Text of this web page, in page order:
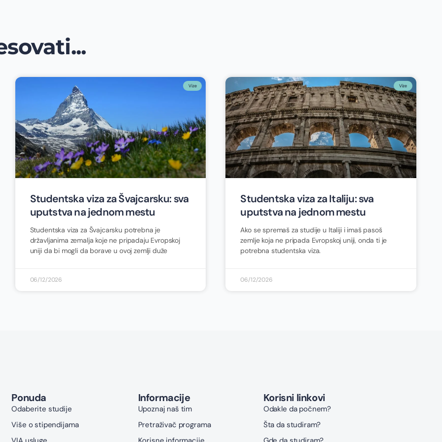
Vize
Studentska viza za Švajcarsku: sva
uputstva na jednom mestu
Studentska viza za Švajcarsku potrebna je
državljanima zemalja koje ne pripadaju Evropskoj
uniji da bi mogli da borave u ovoj zemlji duže
06/12/2026
Vize
Studentska viza za Italiju: sva
uputstva na jednom mestu
Ako se spremaš za studije u Italiji i imaš pasoš
zemlje koja ne pripada Evropskoj uniji, onda ti je
potrebna studentska viza.
06/12/2026
Ponuda
Odaberite studije
Više o stipendijama
Informacije
Upoznaj naš tim
Pretraživač programa
Korisni linkovi
Odakle da počnem?
Šta da studiram?